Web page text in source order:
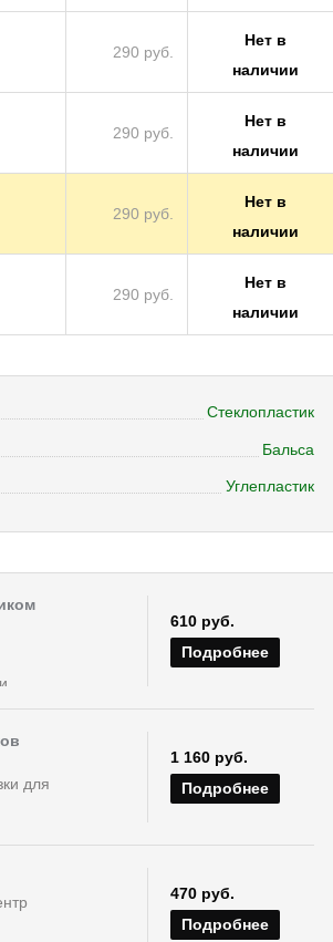
290 руб.
Нет в
наличии
290 руб.
Нет в
наличии
290 руб.
Нет в
наличии
290 руб.
Нет в
наличии
Стеклопластик
Бальса
Углепластик
610 руб.
Подробнее
для
1 160 руб.
Подробнее
470 руб.
Подробнее